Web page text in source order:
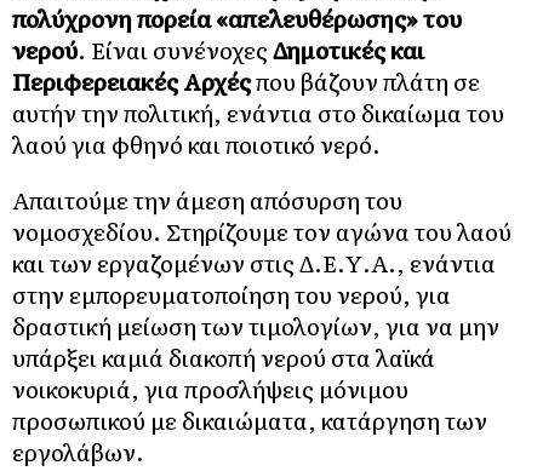
πολύχρονη πορεία «απελευθέρωσης» του
νερού. Είναι συνένοχεςΔημοτικές και
Περιφερειακές Αρχέςπου βάζουν πλάτη σε
αυτήν την πολιτική, ενάντια στο δικαίωμα του
λαού για φθηνό και ποιοτικό νερό.
Απαιτούμε την άμεση απόσυρση του
νομοσχεδίου. Στηρίζουμε τον αγώνα του λαού
και των εργαζομένων στις Δ.Ε.Υ.Α., ενάντια
στην εμπορευματοποίηση του νερού, για
δραστική μείωση των τιμολογίων, για να μην
υπάρξει καμιά διακοπή νερού στα λαϊκά
νοικοκυριά, για προσλήψεις μόνιμου
προσωπικού με δικαιώματα, κατάργηση των
εργολάβων.